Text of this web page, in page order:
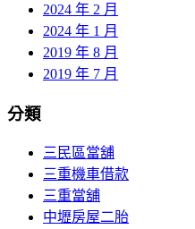
2024 年 2 月
2024 年 1 月
2019 年 8 月
2019 年 7 月
分類
三民區當舖
三重機車借款
三重當舖
中壢房屋二胎